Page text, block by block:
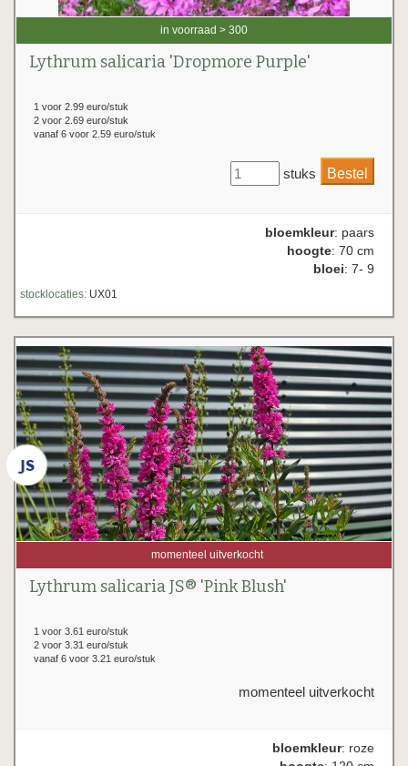
in voorraad > 300
Lythrum salicaria 'Dropmore Purple'
1 voor 2.99 euro/stuk
2 voor 2.69 euro/stuk
vanaf 6 voor 2.59 euro/stuk
stuks
bloemkleur: paars
hoogte: 70 cm
bloei: 7- 9
stocklocaties: UX01
momenteel uitverkocht
Lythrum salicaria JS® 'Pink Blush'
1 voor 3.61 euro/stuk
2 voor 3.31 euro/stuk
vanaf 6 voor 3.21 euro/stuk
momenteel uitverkocht
bloemkleur: roze